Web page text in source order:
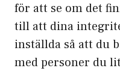
för att se om det
till att dina
inställda så att du
med personer du